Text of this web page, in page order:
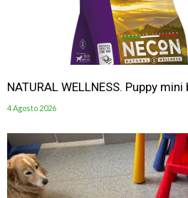
NATURAL WELLNESS. Puppy
4 Agosto 2026